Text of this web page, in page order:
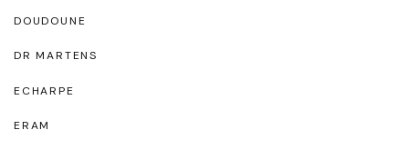
DOUDOUNE
DR MARTENS
ECHARPE
ERAM